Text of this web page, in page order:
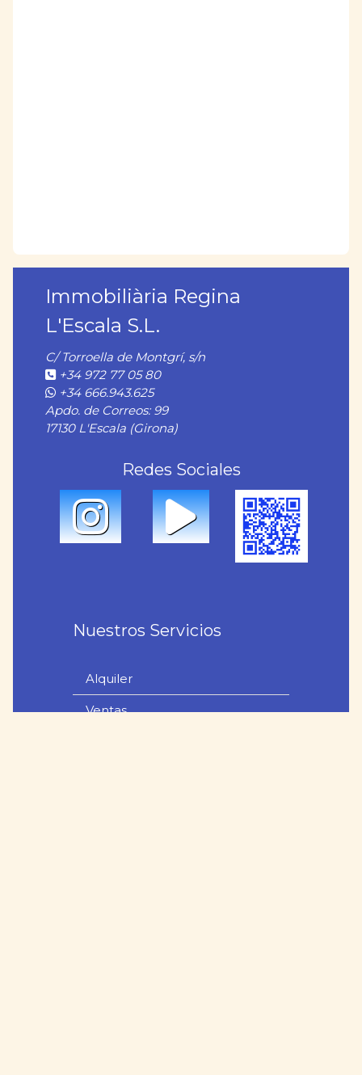
Immobiliària Regina
L'Escala S.L.
C/ Torroella de Montgrí, s/n
+34 972 77 05 80
+34 666.943.625
Apdo. de Correos: 99
17130 L'Escala (Girona)
Redes Sociales
Nuestros Servicios
Alquiler
Ventas